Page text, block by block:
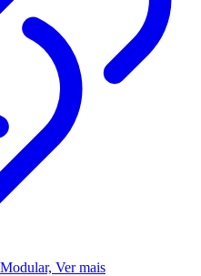
Ver mais